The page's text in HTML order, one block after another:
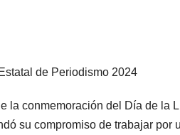
de Periodismo 2024
la conmemoración del Día de la
su compromiso de trabajar por